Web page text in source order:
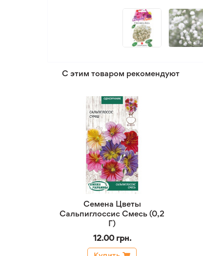
С этим товаром рекомендуют
Семена Цветы
Сальпиглоссис Смесь (0,2
Г)
12.00 грн.